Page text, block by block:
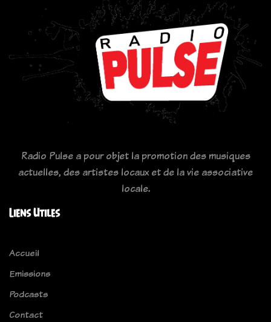
Radio Pulse a pour objet la promotion des musiques
actuelles, des artistes locaux et de la vie associative
locale.
Liens Utiles
Accueil
Emissions
Podcasts
Contact